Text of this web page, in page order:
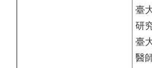
臺
研
臺
醫